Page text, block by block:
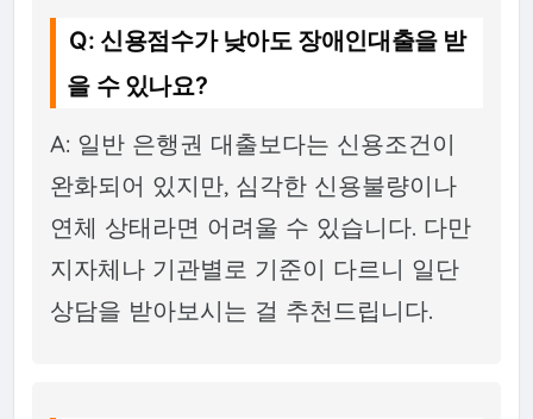
Q: 신용점수가 낮아도 장애인대출을 받
을 수 있나요?
A: 일반 은행권 대출보다는 신용조건이
완화되어 있지만, 심각한 신용불량이나
연체 상태라면 어려울 수 있습니다. 다만
지자체나 기관별로 기준이 다르니 일단
상담을 받아보시는 걸 추천드립니다.